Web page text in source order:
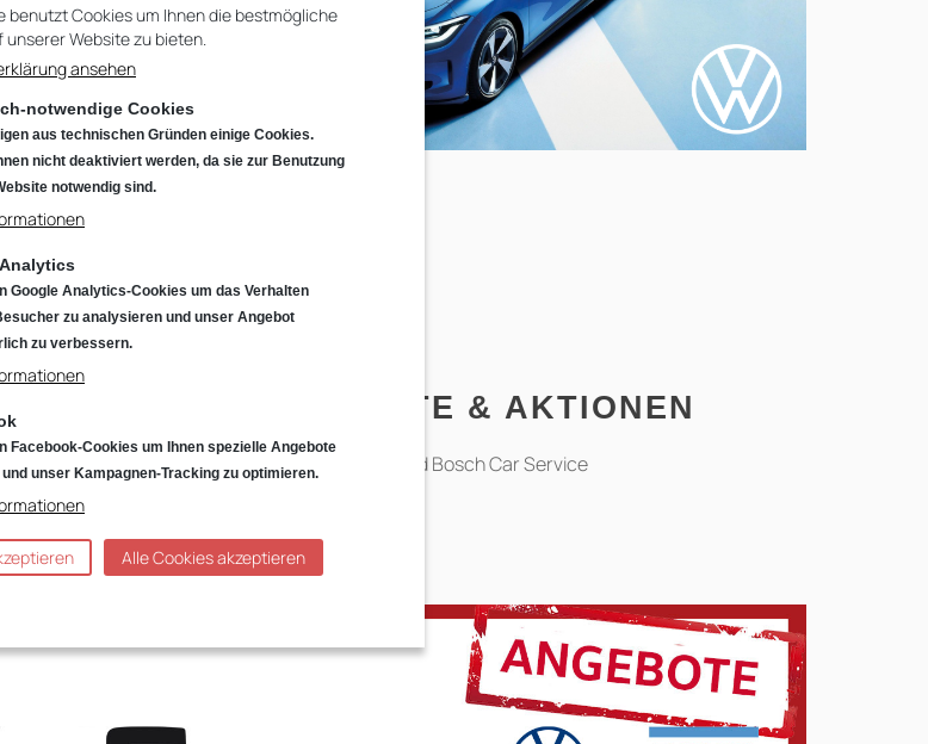
ANGEBOTE & AKTIONEN
Volkswagen, Audi, CUPRA, SEAT, Škoda und Bosch Car Service
Viel Spaß beim Stöbern.
benutzt Cookies um Ihnen die bestmögliche
unserer Website zu bieten.
ansehen
notwendige Cookies
aus technischen Gründen einige Cookies.
nicht deaktiviert werden, da sie zur Benutzung
notwendig sind.
Google Analytics-Cookies um das Verhalten
zu analysieren und unser Angebot
zu verbessern.
Facebook-Cookies um Ihnen spezielle Angebote
und unser Kampagnen-Tracking zu optimieren.
Alle Cookies akzeptieren